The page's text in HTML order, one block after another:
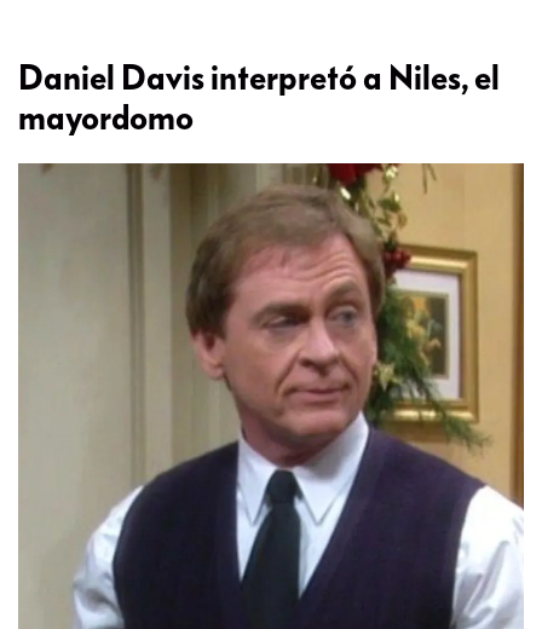
Daniel Davis interpretó a Niles, el
mayordomo